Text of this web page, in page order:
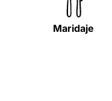
Maridaje